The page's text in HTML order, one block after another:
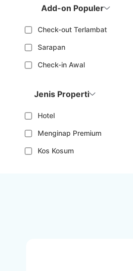
Add-on Populer
Check-out Terlambat
Sarapan
Check-in Awal
Jenis Properti
Hotel
Menginap Premium
Kos Kosum